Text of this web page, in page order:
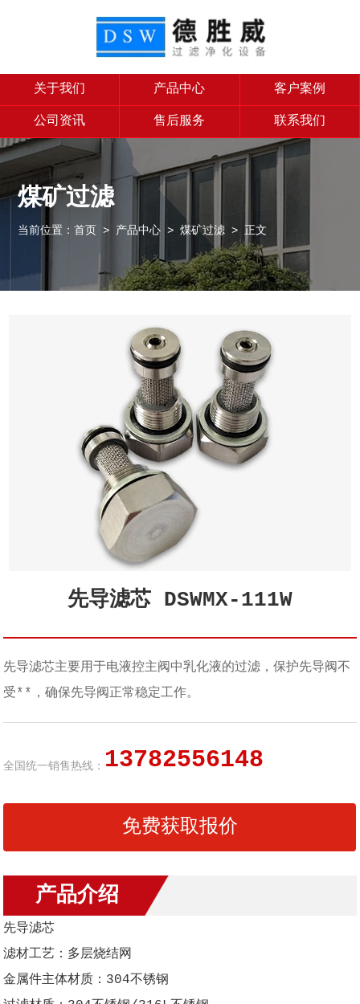
关于我们 产品中心 客户案例
公司资讯 售后服务 联系我们
煤矿过滤
当前位置：首页 > 产品中心 >煤矿过滤 > 正文
先导滤芯 DSWMX-111W
先导滤芯主要用于电液控主阀中乳化液的过滤，保护先导阀不
受**，确保先导阀正常稳定工作。
全国统一销售热线： 13782556148
免费获取报价
产品介绍
先导滤芯
滤材工艺：多层烧结网
金属件主体材质：304不锈钢